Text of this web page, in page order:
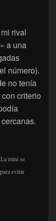
rival
a una
número).
no tenía
criterio
mini se
evitar